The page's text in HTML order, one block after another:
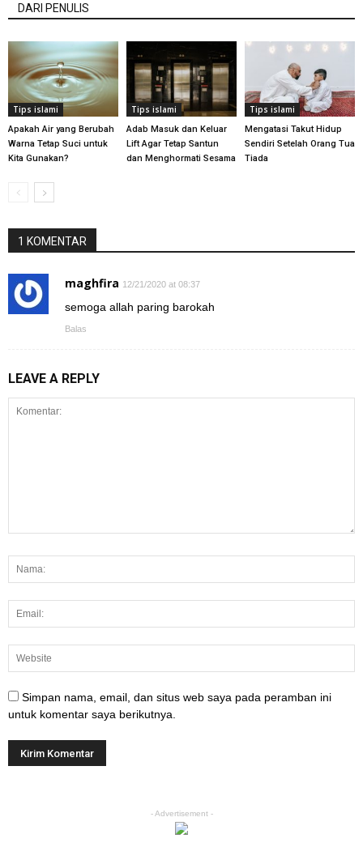
DARI PENULIS
Tips islami
Apakah Air yang Berubah
Warna Tetap Suci untuk
Kita Gunakan?
Tips islami
Adab Masuk dan Keluar
Lift Agar Tetap Santun
dan Menghormati Sesama
Tips islami
Mengatasi Takut Hidup
Sendiri Setelah Orang Tua
Tiada
1 KOMENTAR
maghfira 12/21/2020 at 08:37
semoga allah paring barokah
Balas
LEAVE A REPLY
Simpan nama, email, dan situs web saya pada peramban ini
untuk komentar saya berikutnya.
- Advertisement -